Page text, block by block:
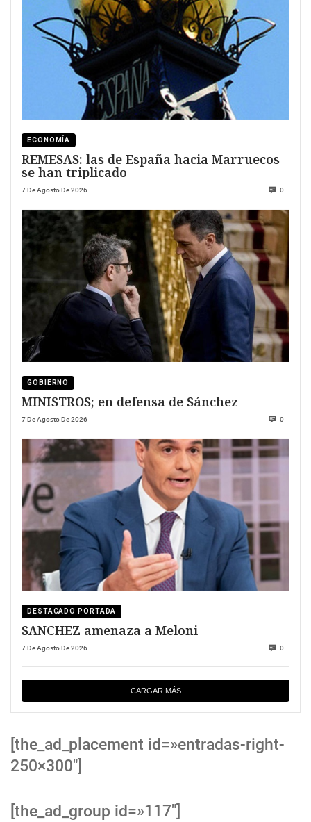
ECONOMÍA
REMESAS: las de España hacia Marruecos
se han triplicado
7 De Agosto De 2026 0
GOBIERNO
MINISTROS; en defensa de Sánchez
7 De Agosto De 2026 0
DESTACADO PORTADA
SANCHEZ amenaza a Meloni
7 De Agosto De 2026 0
CARGAR MÁS
[the_ad_placement id=»entradas-right-
250×300″]
[the_ad_group id=»117″]